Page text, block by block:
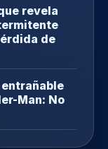
revela
de
Man: No